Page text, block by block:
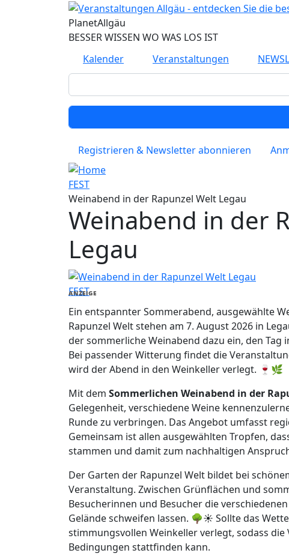
Direkt zum Inhalt
PlanetAllgäu
BESSER WISSEN WO WAS LOS IST
Kalender
Veranstaltungen
Registrieren & Newsletter abonnieren
FEST
Weinabend in der Rapunzel Welt Legau
Weinabend in der
Legau
FEST
ANZEIGE
Ein entspannter Sommerabend, ausgewählte
Rapunzel Welt stehen am 7. August 2026 in
der sommerliche Weinabend dazu ein, den
Bei passender Witterung findet die
wird der Abend in den Weinkeller verlegt. 🍷🌿
Mit dem Sommerlichen Weinabend in der
Gelegenheit, verschiedene Weine
Runde zu verbringen. Das Angebot umfasst
Gemeinsam ist allen ausgewählten Tropfen,
stammen und damit zum nachhaltigen
Der Garten der Rapunzel Welt bildet bei
Veranstaltung. Zwischen Grünflächen und
Besucherinnen und Besucher die
Gelände schweifen lassen. 🌳☀️ Sollte das
stimmungsvollen Weinkeller verlegt, sodass
Bedingungen stattfinden kann.